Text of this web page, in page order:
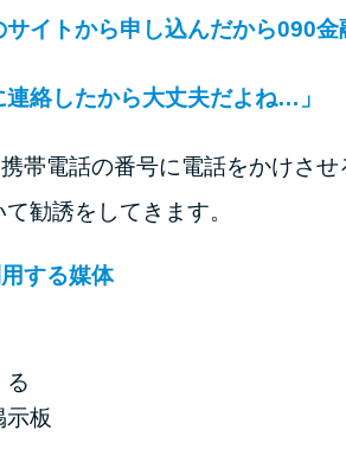
サイトから申し込んだから090
連絡したから大丈夫だよね…」
帯電話の番号に電話をかけさ
勧誘をしてきます。
する媒体
る
示板